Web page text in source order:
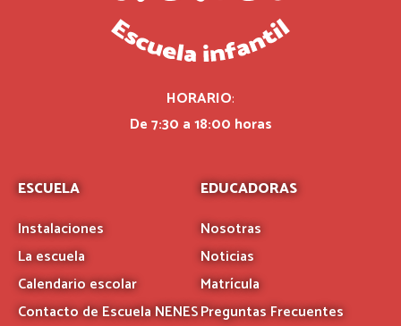
HORARIO:
De 7:30 a 18:00 horas
ESCUELA
Instalaciones
La escuela
Calendario escolar
Contacto de Escuela NENES
EDUCADORAS
Nosotras
Noticias
Matrícula
Preguntas Frecuentes